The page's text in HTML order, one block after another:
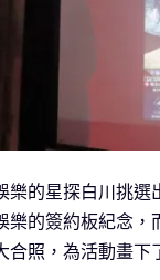
樂的星探白川挑選
樂的簽約板紀念，
合照，為活動畫下